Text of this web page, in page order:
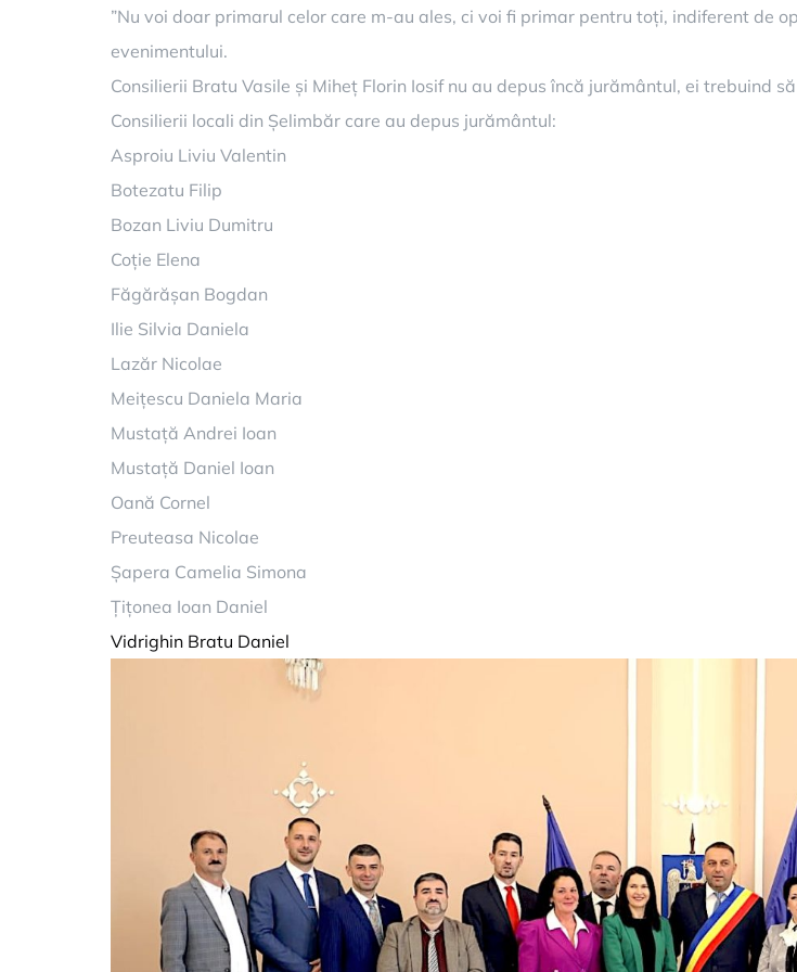
”Nu voi doar primarul celor care m-au ales, ci voi fi primar pentru toți, indiferent de
evenimentului.
Consilierii Bratu Vasile și Miheț Florin Iosif nu au depus încă jurământul, ei trebuind
Consilierii locali din Șelimbăr care au depus jurământul:
Asproiu Liviu Valentin
Botezatu Filip
Bozan Liviu Dumitru
Coție Elena
Făgărășan Bogdan
Ilie Silvia Daniela
Lazăr Nicolae
Meițescu Daniela Maria
Mustață Andrei Ioan
Mustață Daniel Ioan
Oană Cornel
Preuteasa Nicolae
Șapera Camelia Simona
Țițonea Ioan Daniel
Vidrighin Bratu Daniel